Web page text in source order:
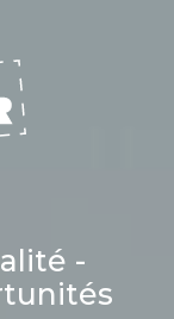
-